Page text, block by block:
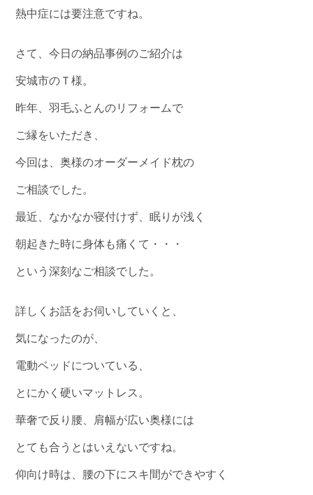
熱中症には要注意ですね。
さて、今日の納品事例のご紹介は
安城市のＴ様。
昨年、羽毛ふとんのリフォームで
ご縁をいただき、
今回は、奥様のオーダーメイド枕の
ご相談でした。
最近、なかなか寝付けず、眠りが浅く
朝起きた時に身体も痛くて・・・
という深刻なご相談でした。
詳しくお話をお伺いしていくと、
気になったのが、
電動ベッドについている、
とにかく硬いマットレス。
華奢で反り腰、肩幅が広い奥様には
とても合うとはいえないですね。
仰向け時は、腰の下にスキ間ができやすく